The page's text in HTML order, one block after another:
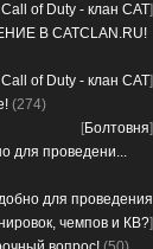
of Duty - клан CAT]
В CATCLAN.RU!
of Duty - клан CAT]
(274)
[Болтовня]
для проведени...
для проведения
чемпов и КВ?]